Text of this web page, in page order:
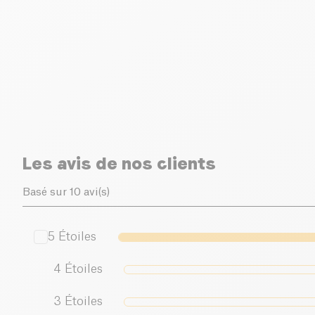
Les avis de nos clients
Basé sur 10 avi(s)
5 Étoiles
4 Étoiles
3 Étoiles